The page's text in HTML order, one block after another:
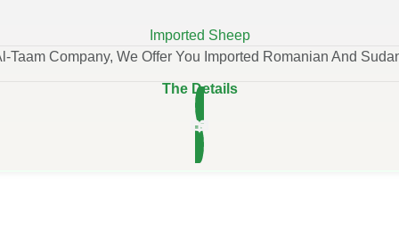
Imported Sheep
Taam Company, We Offer You Imported Romanian And
The Details